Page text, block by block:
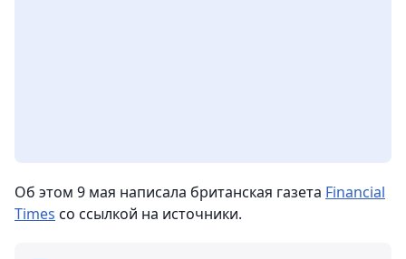
Об этом 9 мая написала британская газета Financial
Times со ссылкой на источники.